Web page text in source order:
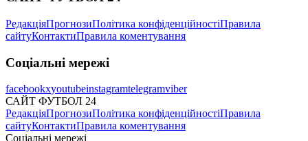
РедакціяПрогнозиПолітика конфіденційностіПравила
сайтуКонтактиПравила коментування
Соціальні мережі
facebookxyoutubeinstagramtelegramviber
САЙТ ФУТБОЛ 24
РедакціяПрогнозиПолітика конфіденційностіПравила
сайтуКонтактиПравила коментування
Соціальні мережі